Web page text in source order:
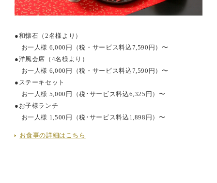
●和懐石（2名様より）
お一人様 6,000円（税・サービス料込7,590円）〜
●洋風会席（4名様より）
お一人様 6,000円（税・サービス料込7,590円）〜
●ステーキセット
お一人様 5,000円（税･サービス料込6,325円）〜
●お子様ランチ
お一人様 1,500円（税･サービス料込1,898円）〜
お食事の詳細はこちら